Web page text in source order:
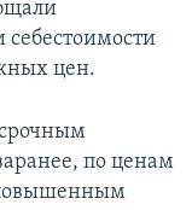
цен.
по ценам
повышенным